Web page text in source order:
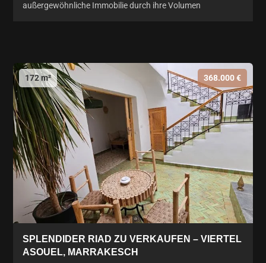
außergewöhnliche Immobilie durch ihre Volumen
172 m² 368.000 €
SPLENDIDER RIAD ZU VERKAUFEN – VIERTEL
ASOUEL, MARRAKESCH